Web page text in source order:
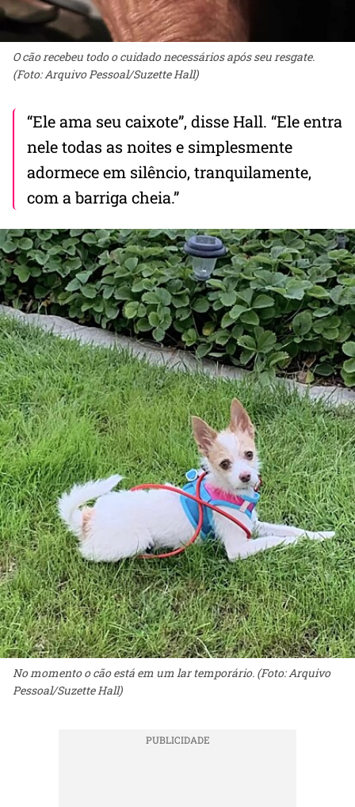
O cão recebeu todo o cuidado necessários após seu resgate.
(Foto: Arquivo Pessoal/Suzette Hall)
“Ele ama seu caixote”, disse Hall. “Ele entra
nele todas as noites e simplesmente
adormece em silêncio, tranquilamente,
com a barriga cheia.”
No momento o cão está em um lar temporário. (Foto: Arquivo
Pessoal/Suzette Hall)